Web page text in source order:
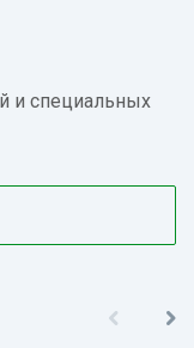
и специальных